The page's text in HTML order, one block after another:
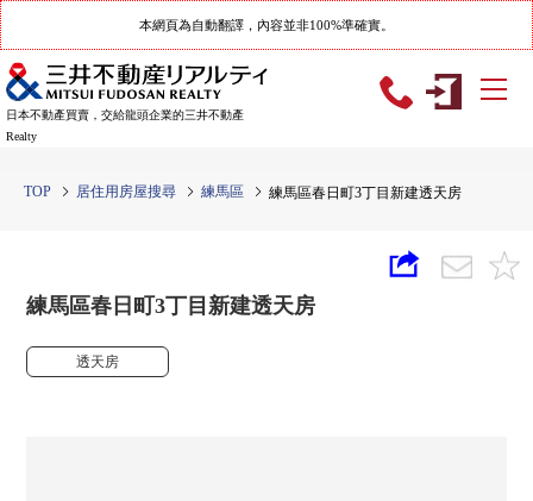
本網頁為自動翻譯，內容並非100%準確實。
日本不動產買賣，交給龍頭企業的三井不動產
Realty
TOP 居住用房屋搜尋 練馬區 練馬區春日町3丁目新建透天房
練馬區春日町3丁目新建透天房
透天房